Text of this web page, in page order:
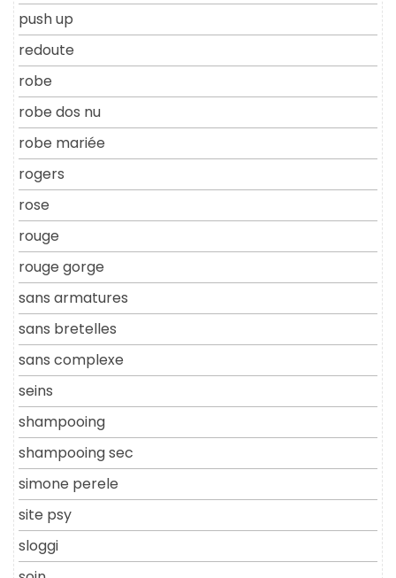
push up
redoute
robe
robe dos nu
robe mariée
rogers
rose
rouge
rouge gorge
sans armatures
sans bretelles
sans complexe
seins
shampooing
shampooing sec
simone perele
site psy
sloggi